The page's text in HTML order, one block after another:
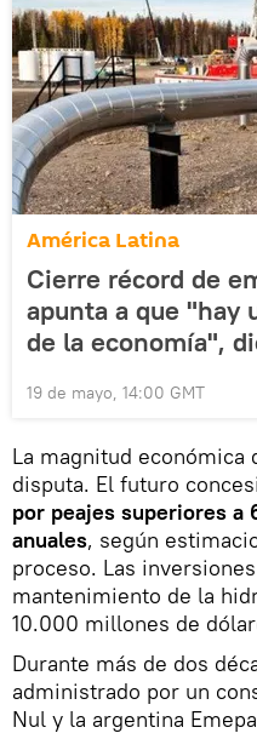
América Latina
Cierre récord de
apunta a que "hay
de la economía",
19 de mayo, 14:00 GMT
La magnitud económica
disputa. El futuro
por peajes superiores
anuales, según
proceso. Las
mantenimiento de la
10.000 millones de
Durante más de dos
administrado por un
Nul y la argentina